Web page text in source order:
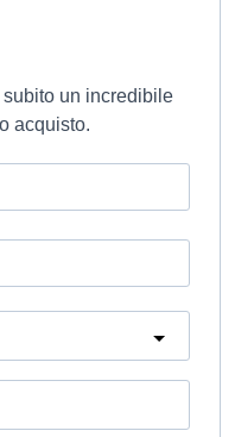
un incredibile
acquisto.